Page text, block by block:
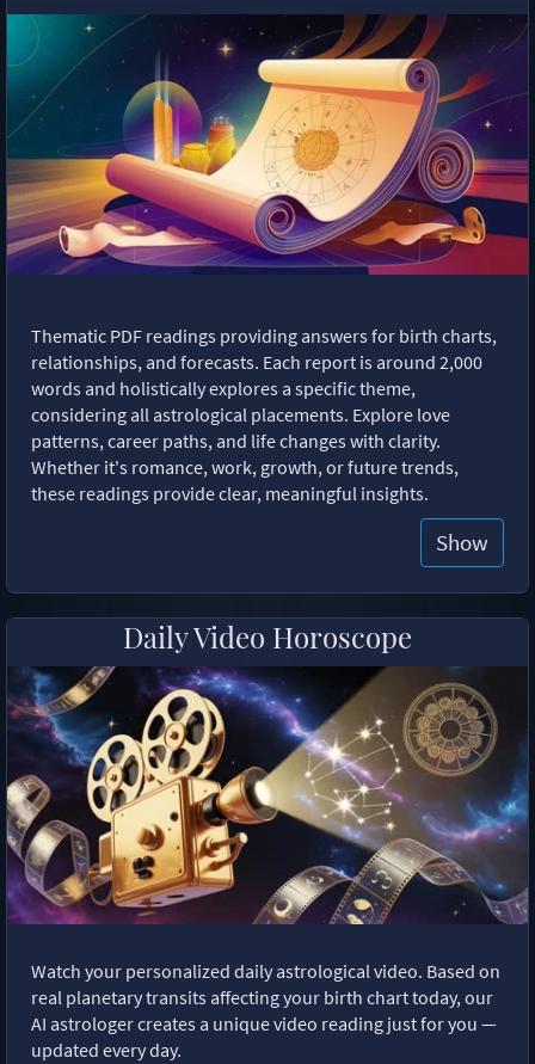
Thematic PDF readings providing answers for birth charts,
relationships, and forecasts. Each report is around 2,000
words and holistically explores a specific theme,
considering all astrological placements. Explore love
patterns, career paths, and life changes with clarity.
Whether it's romance, work, growth, or future trends,
these readings provide clear, meaningful insights.
Show
Daily Video Horoscope
Watch your personalized daily astrological video. Based on
real planetary transits affecting your birth chart today, our
AI astrologer creates a unique video reading just for you —
updated every day.